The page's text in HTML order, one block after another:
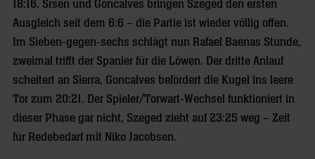
18:16. Srsen und Goncalves bringen Szeged den ersten
Ausgleich seit dem 6:6 – die Partie ist wieder völlig offen.
Im Sieben-gegen-sechs schlägt nun Rafael Baenas Stunde,
zweimal trifft der Spanier für die Löwen. Der dritte Anlauf
scheitert an Sierra, Goncalves befördert die Kugel ins leere
Tor zum 20:21. Der Spieler/Torwart-Wechsel funktioniert in
dieser Phase gar nicht, Szeged zieht auf 23:25 weg – Zeit
für Redebedarf mit Niko Jacobsen.